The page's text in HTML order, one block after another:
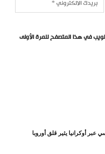
في هذا المتصفح للمرة الأولى
أوكرانيا يثير قلق أوروبا